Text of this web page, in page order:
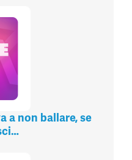
a non ballare, se